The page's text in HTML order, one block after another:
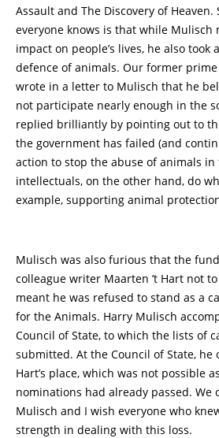
Assault and The Discovery of
everyone knows is that while Mulisch
impact on people’s lives, he also took
defence of animals. Our former
wrote in a letter to Mulisch that he
not participate nearly enough in the
replied brilliantly by pointing out to
the government has failed (and
action to stop the abuse of animals
intellectuals, on the other hand, do
example, supporting animal
Mulisch was also furious that the
colleague writer Maarten ’t Hart not
meant he was refused to stand as a
for the Animals. Harry Mulisch
Council of State, to which the lists of
submitted. At the Council of State, he
Hart’s place, which was not possible
nominations had already passed. We
Mulisch and I wish everyone who
strength in dealing with this loss.